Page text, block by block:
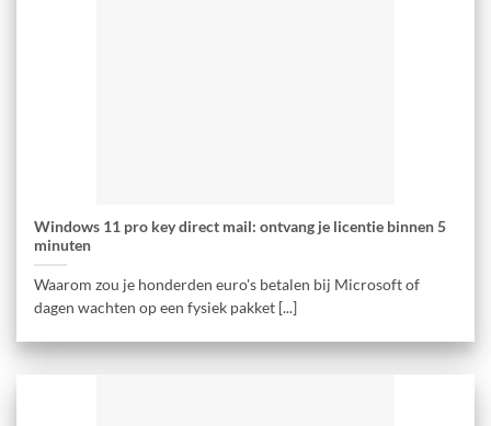
Windows 11 pro key direct mail: ontvang je licentie binnen 5
minuten
Waarom zou je honderden euro's betalen bij Microsoft of
dagen wachten op een fysiek pakket [...]